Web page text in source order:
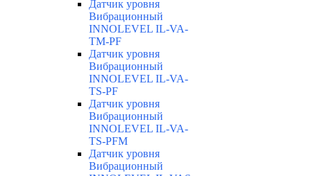
Датчик уровня
Вибрационный
INNOLEVEL IL-VA-
TM-PF
Датчик уровня
Вибрационный
INNOLEVEL IL-VA-
TS-PF
Датчик уровня
Вибрационный
INNOLEVEL IL-VA-
TS-PFM
Датчик уровня
Вибрационный